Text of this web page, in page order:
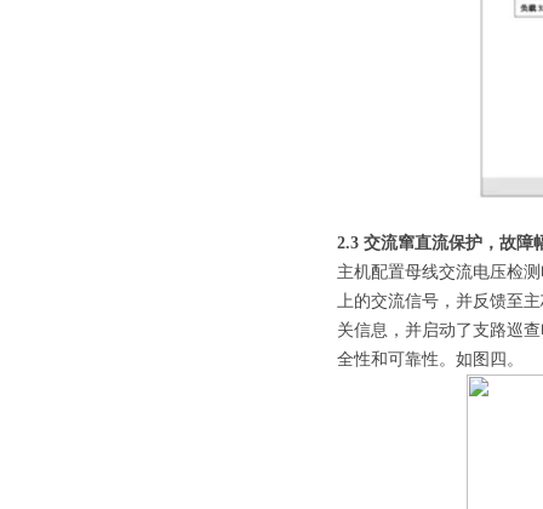
2.3 交流窜直流保护，故障
主机配置母线交流电压检
上的交流信号，并反馈至
关信息，并启动了支路巡
全性和可靠性。如图四。